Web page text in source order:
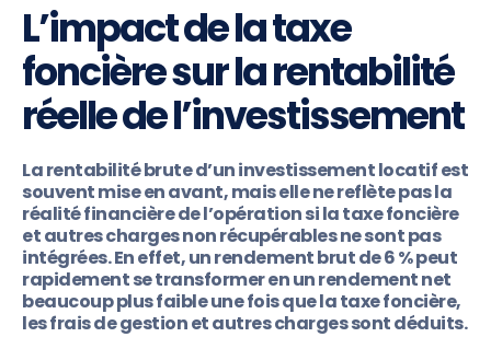
L’impact de la taxe
foncière sur la rentabilité
réelle de l’investissement
La rentabilité brute d’un investissement locatif est
souvent mise en avant, mais elle ne reflète pas la
réalité financière de l’opération si la taxe foncière
et autres charges non récupérables ne sont pas
intégrées. En effet, un rendement brut de 6 % peut
rapidement se transformer en un rendement net
beaucoup plus faible une fois que la taxe foncière,
les frais de gestion et autres charges sont déduits.